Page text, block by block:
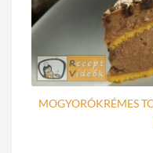
MOGYORÓKRÉMES